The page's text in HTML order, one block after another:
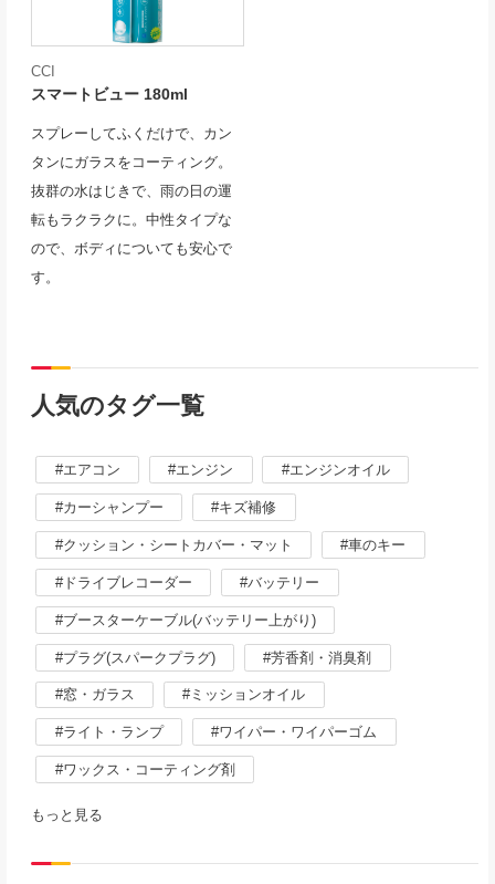
CCI
スマートビュー 180ml
スプレーしてふくだけで、カン
タンにガラスをコーティング。
抜群の水はじきで、雨の日の運
転もラクラクに。中性タイプな
ので、ボディについても安心で
す。
人気のタグ一覧
エアコン エンジン エンジンオイル
カーシャンプー キズ補修
クッション・シートカバー・マット 車のキー
ドライブレコーダー バッテリー
ブースターケーブル(バッテリー上がり)
プラグ(スパークプラグ) 芳香剤・消臭剤
窓・ガラス ミッションオイル
ライト・ランプ ワイパー・ワイパーゴム
ワックス・コーティング剤
もっと見る